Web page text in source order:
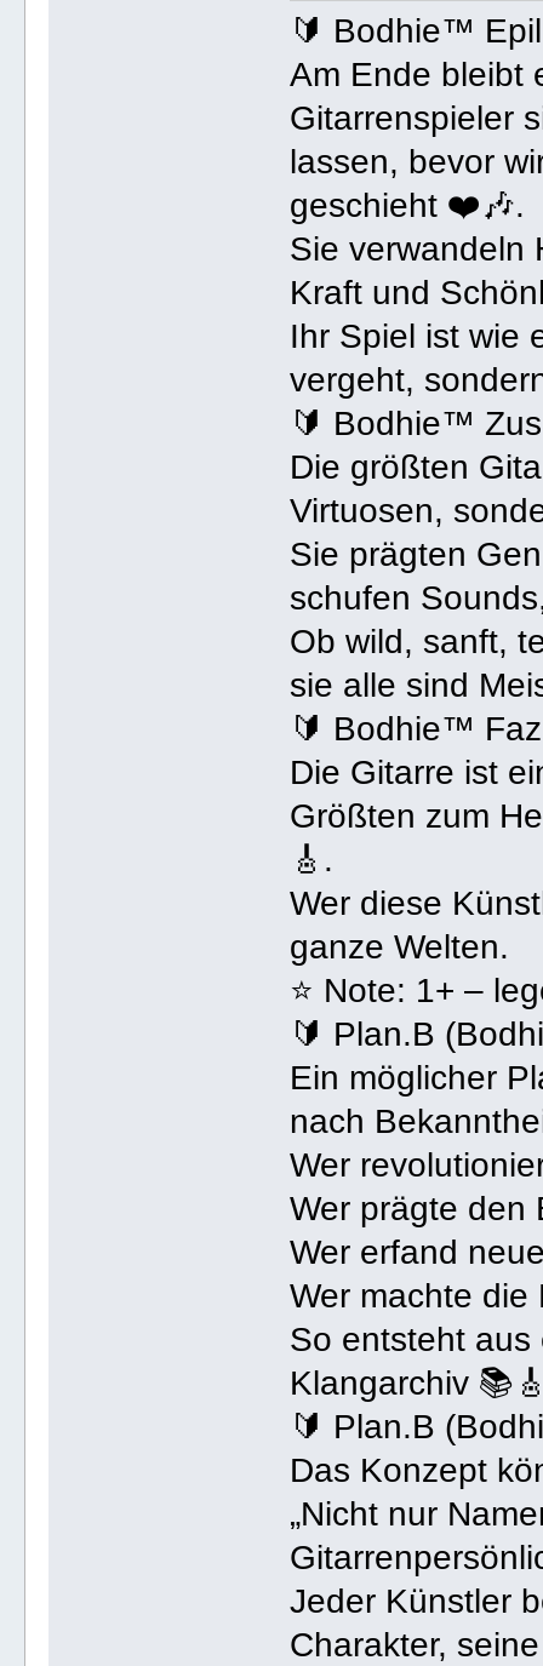
🔰 Bodhie™
Am Ende bleibt
Gitarrenspieler
lassen, bevor
geschieht ❤️🎶.
Sie verwandeln
Kraft und
Ihr Spiel ist wie
vergeht,
🔰 Bodhie™
Die größten
Virtuosen,
Sie prägten
schufen
Ob wild, sanft,
sie alle sind
🔰 Bodhie™
Die Gitarre ist
Größten zum
🎸.
Wer diese
ganze Welten.
⭐ Note: 1+ –
🔰 Plan.B
Ein möglicher
nach
Wer
Wer prägte den
Wer erfand
Wer machte die
So entsteht
Klangarchiv
🔰 Plan.B
Das Konzept
„Nicht nur
Jeder Künstler
Charakter,